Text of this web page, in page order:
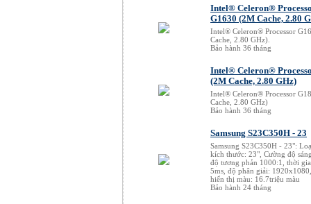
Intel® Celeron®
G1630 (2M Cache, 2.80
Intel® Celeron® Processor
Cache, 2.80 GHz).
Bảo hành 36 tháng
Intel® Celeron®
(2M Cache, 2.80 GHz)
Intel® Celeron® Processor
Cache, 2.80 GHz)
Bảo hành 36 tháng
Samsung S23C350H - 23
Samsung S23C350H - 23":
kích thước: 23", Cường độ
độ tương phản 1000:1, thời
5ms, độ phân giải:
hiển thị màu: 16.7triệu màu
Bảo hành 24 tháng